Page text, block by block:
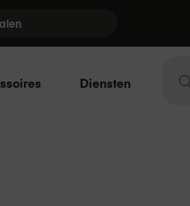
Diensten ZOEK